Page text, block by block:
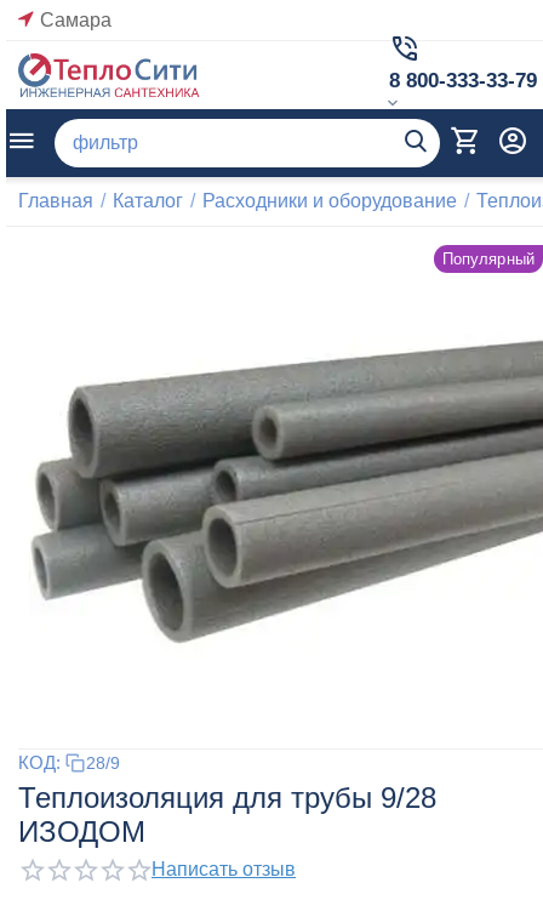
Самара
8 800-333-33-79
Главная / Каталог / Расходники и оборудование /
Популярный
КОД: 28/9
Теплоизоляция для трубы 9/28
ИЗОДОМ
Написать отзыв